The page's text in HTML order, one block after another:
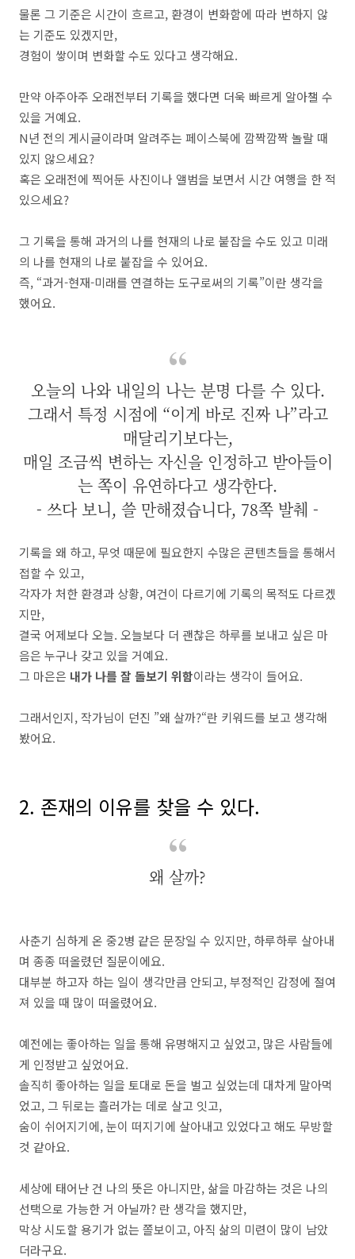
물론 그 기준은 시간이 흐르고, 환경이 변화함에 따라 변하지 않
는 기준도 있겠지만,
경험이 쌓이며 변화할 수도 있다고 생각해요.
만약 아주아주 오래전부터 기록을 했다면 더욱 빠르게 알아챌 수
있을 거예요.
N년 전의 게시글이라며 알려주는 페이스북에 깜짝깜짝 놀랄 때
있지 않으세요?
혹은 오래전에 찍어둔 사진이나 앨범을 보면서 시간 여행을 한 적
있으세요?
그 기록을 통해 과거의 나를 현재의 나로 붙잡을 수도 있고 미래
의 나를 현재의 나로 붙잡을 수 있어요.
즉, “과거-현재-미래를 연결하는 도구로써의 기록”이란 생각을
했어요.
오늘의 나와 내일의 나는 분명 다를 수 있다.
그래서 특정 시점에 “이게 바로 진짜 나”라고
매달리기보다는,
매일 조금씩 변하는 자신을 인정하고 받아들이
는 쪽이 유연하다고 생각한다.
- 쓰다 보니, 쓸 만해졌습니다, 78쪽 발췌 -
기록을 왜 하고, 무엇 때문에 필요한지 수많은 콘텐츠들을 통해서
접할 수 있고,
각자가 처한 환경과 상황, 여건이 다르기에 기록의 목적도 다르겠
지만,
결국 어제보다 오늘. 오늘보다 더 괜찮은 하루를 보내고 싶은 마
음은 누구나 갖고 있을 거예요.
그 마은은 내가 나를 잘 돌보기 위함이라는 생각이 들어요.
그래서인지, 작가님이 던진 ”왜 살까?“란 키워드를 보고 생각해
봤어요.
2. 존재의 이유를 찾을 수 있다.
왜 살까?
사춘기 심하게 온 중2병 같은 문장일 수 있지만, 하루하루 살아내
며 종종 떠올렸던 질문이에요.
대부분 하고자 하는 일이 생각만큼 안되고, 부정적인 감정에 절여
져 있을 때 많이 떠올렸어요.
예전에는 좋아하는 일을 통해 유명해지고 싶었고, 많은 사람들에
게 인정받고 싶었어요.
솔직히 좋아하는 일을 토대로 돈을 벌고 싶었는데 대차게 말아먹
었고, 그 뒤로는 흘러가는 데로 살고 잇고,
숨이 쉬어지기에, 눈이 떠지기에 살아내고 있었다고 해도 무방할
것 같아요.
세상에 태어난 건 나의 뜻은 아니지만, 삶을 마감하는 것은 나의
선택으로 가능한 거 아닐까? 란 생각을 했지만,
막상 시도할 용기가 없는 쫄보이고, 아직 삶의 미련이 많이 남았
더라구요.